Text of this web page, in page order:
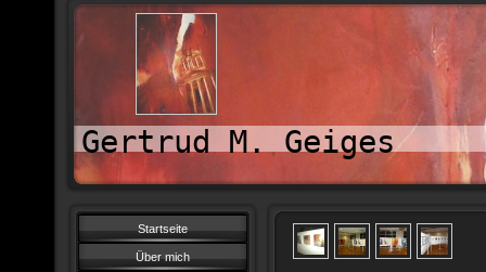
Gertrud M. Geiges
Startseite
Über mich